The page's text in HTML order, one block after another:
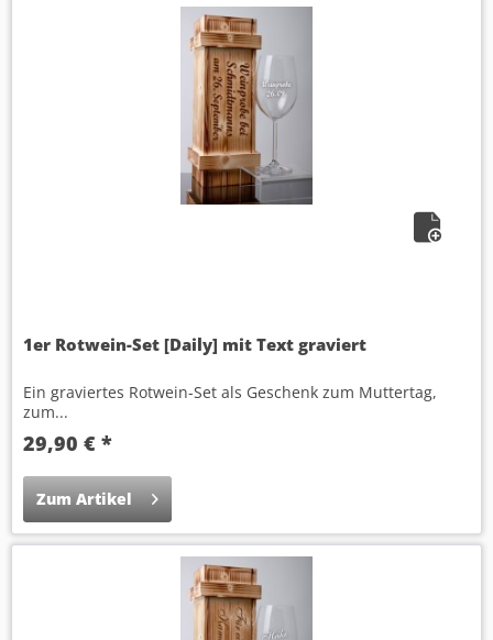
1er Rotwein-Set [Daily] mit Text graviert
Ein graviertes Rotwein-Set als Geschenk zum Muttertag,
zum...
29,90 € *
Zum Artikel